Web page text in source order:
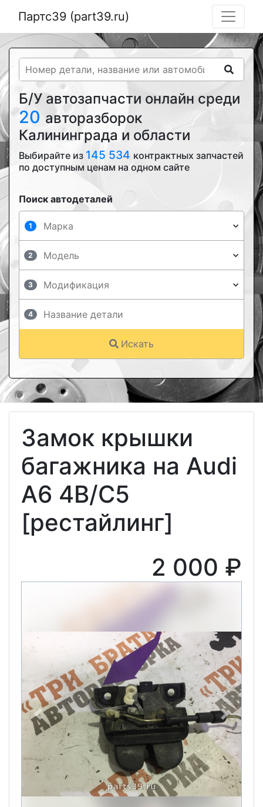
Партс39 (part39.ru)
Б/У автозапчасти онлайн среди
20 авторазборок
Калининграда и области
Выбирайте из 145 534 контрактных запчастей
по доступным ценам на одном сайте
Поиск автодеталей
1
2
3
4
Искать
Замок крышки
багажника на Audi
A6 4B/C5
[рестайлинг]
2 000 ₽
Previous Next